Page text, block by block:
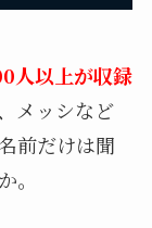
人以上が収録
メッシなど
前だけは聞
。